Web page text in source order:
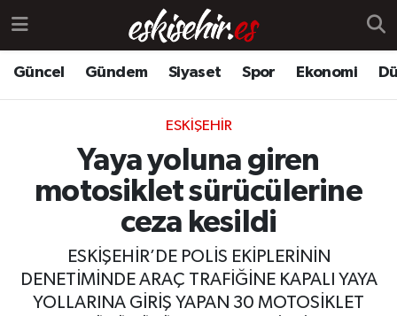
Güncel Gündem Siyaset Spor Ekonomi
ESKIŞEHIR
Yaya yoluna giren
motosiklet sürücülerine
ceza kesildi
ESKİŞEHİR’DE POLİS EKİPLERİNİN
DENETİMİNDE ARAÇ TRAFİĞİNE KAPALI YAYA
YOLLARINA GİRİŞ YAPAN 30 MOTOSİKLET